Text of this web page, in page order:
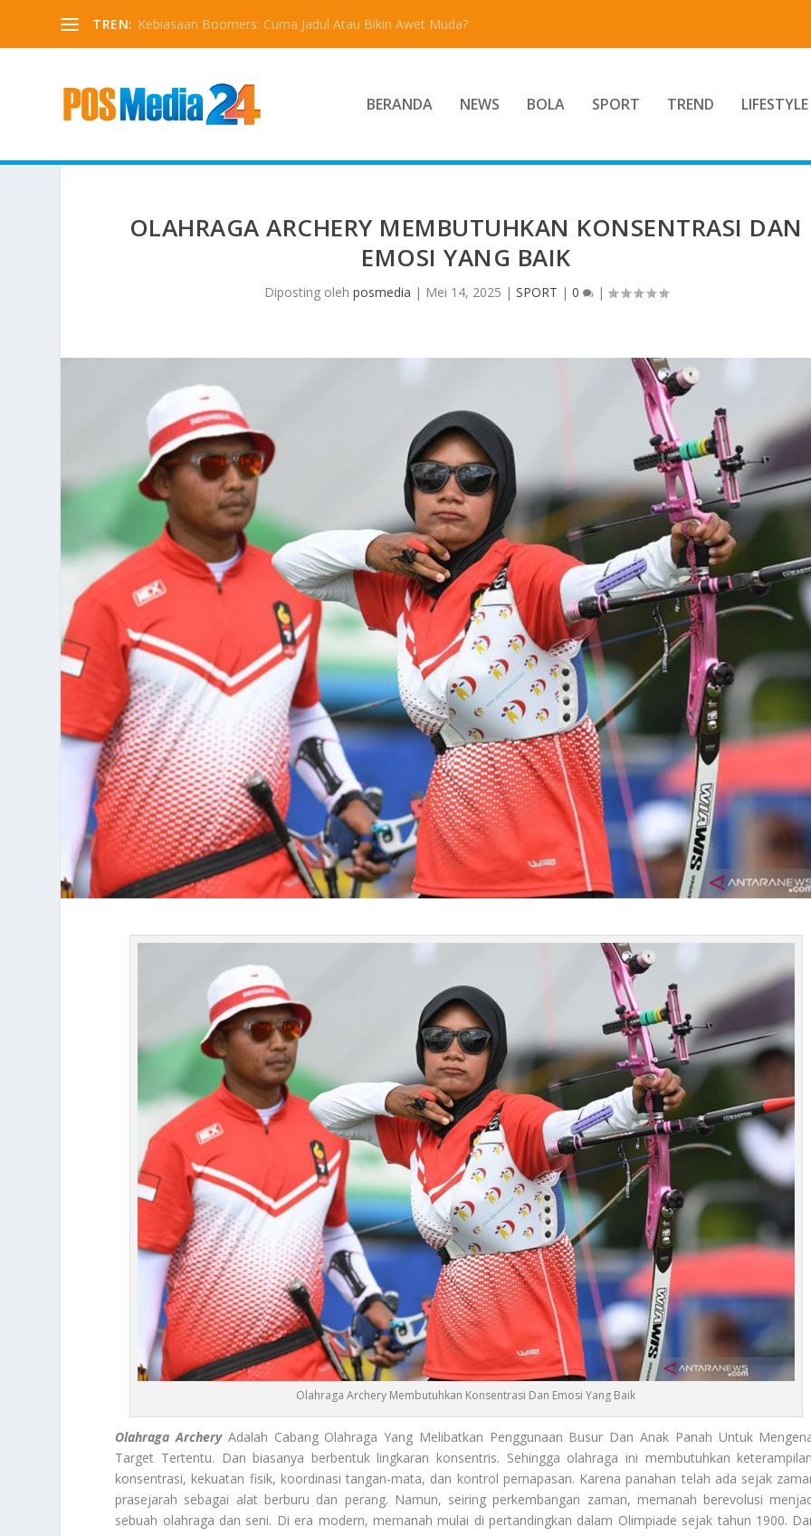
TREN: Kebiasaan Boomers: Cuma Jadul Atau Bikin Awet Muda?
BERANDA NEWS BOLA SPORT TREND LIFESTYLE
OLAHRAGA ARCHERY MEMBUTUHKAN KONSENTRASI DAN
EMOSI YANG BAIK
Diposting oleh posmedia | Mei 14, 2025 | SPORT | 0 |
Olahraga Archery Membutuhkan Konsentrasi Dan Emosi Yang Baik
Olahraga ArcheryAdalah Cabang Olahraga Yang Melibatkan Penggunaan Busur Dan Anak Panah Untuk
Target Tertentu. Dan biasanya berbentuk lingkaran konsentris. Sehingga olahraga ini membutuhkan
konsentrasi, kekuatan fisik, koordinasi tangan-mata, dan kontrol pernapasan. Karena panahan telah ada sejak
prasejarah sebagai alat berburu dan perang. Namun, seiring perkembangan zaman, memanah berevolusi
sebuah olahraga dan seni. Di era modern, memanah mulai di pertandingkan dalam Olimpiade sejak tahun 1900.